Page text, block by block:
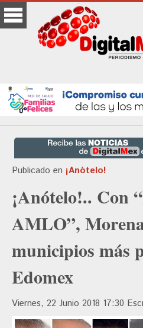
Publicado en ¡Anótelo!
¡Anótelo!.. Con
AMLO”,
municipios más
Edomex
Viernes, 22 Junio 2018 17:30